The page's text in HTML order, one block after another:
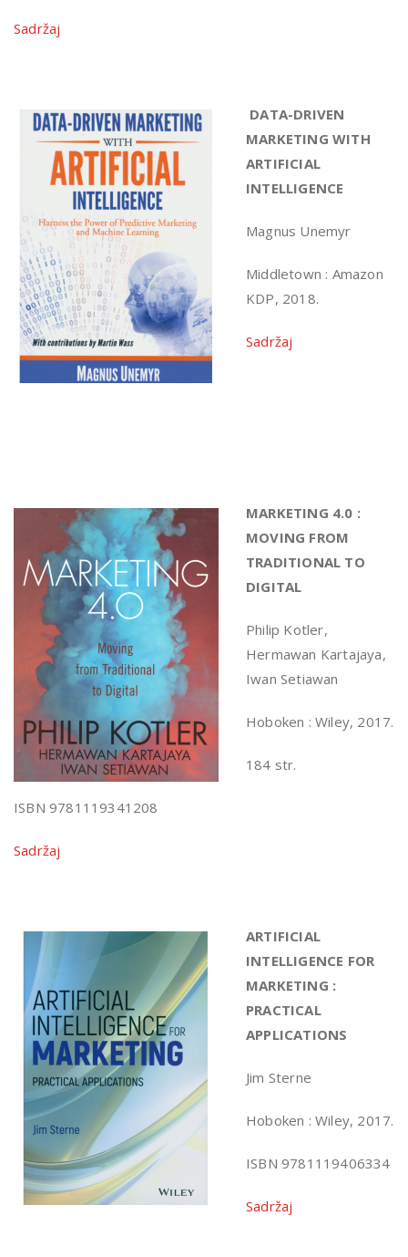
Sadržaj
DATA-DRIVEN
MARKETING WITH
ARTIFICIAL
INTELLIGENCE
Magnus Unemyr
Middletown : Amazon
KDP, 2018.
Sadržaj
MARKETING 4.0 :
MOVING FROM
TRADITIONAL TO
DIGITAL
Philip Kotler,
Hermawan Kartajaya,
Iwan Setiawan
Hoboken : Wiley, 2017.
184 str.
ISBN 9781119341208
Sadržaj
ARTIFICIAL
INTELLIGENCE FOR
MARKETING :
PRACTICAL
APPLICATIONS
Jim Sterne
Hoboken : Wiley, 2017.
ISBN 9781119406334
Sadržaj